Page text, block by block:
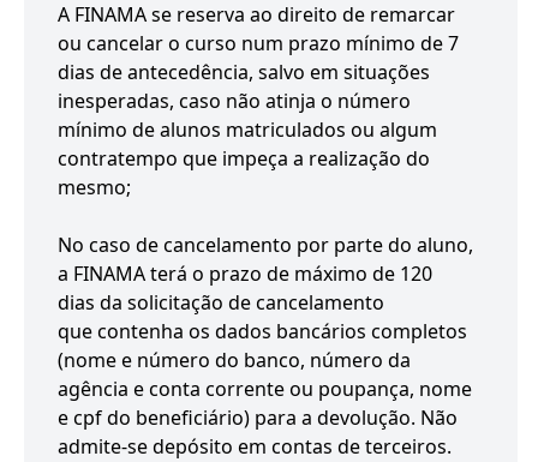
A FINAMA se reserva ao direito de remarcar
ou cancelar o curso num prazo mínimo de 7
dias de antecedência, salvo em situações
inesperadas, caso não atinja o número
mínimo de alunos matriculados ou algum
contratempo que impeça a realização do
mesmo;
No caso de cancelamento por parte do aluno,
a FINAMA terá o prazo de máximo de 120
dias da solicitação de cancelamento
que contenha os dados bancários completos
(nome e número do banco, número da
agência e conta corrente ou poupança, nome
e cpf do beneficiário) para a devolução. Não
admite-se depósito em contas de terceiros.